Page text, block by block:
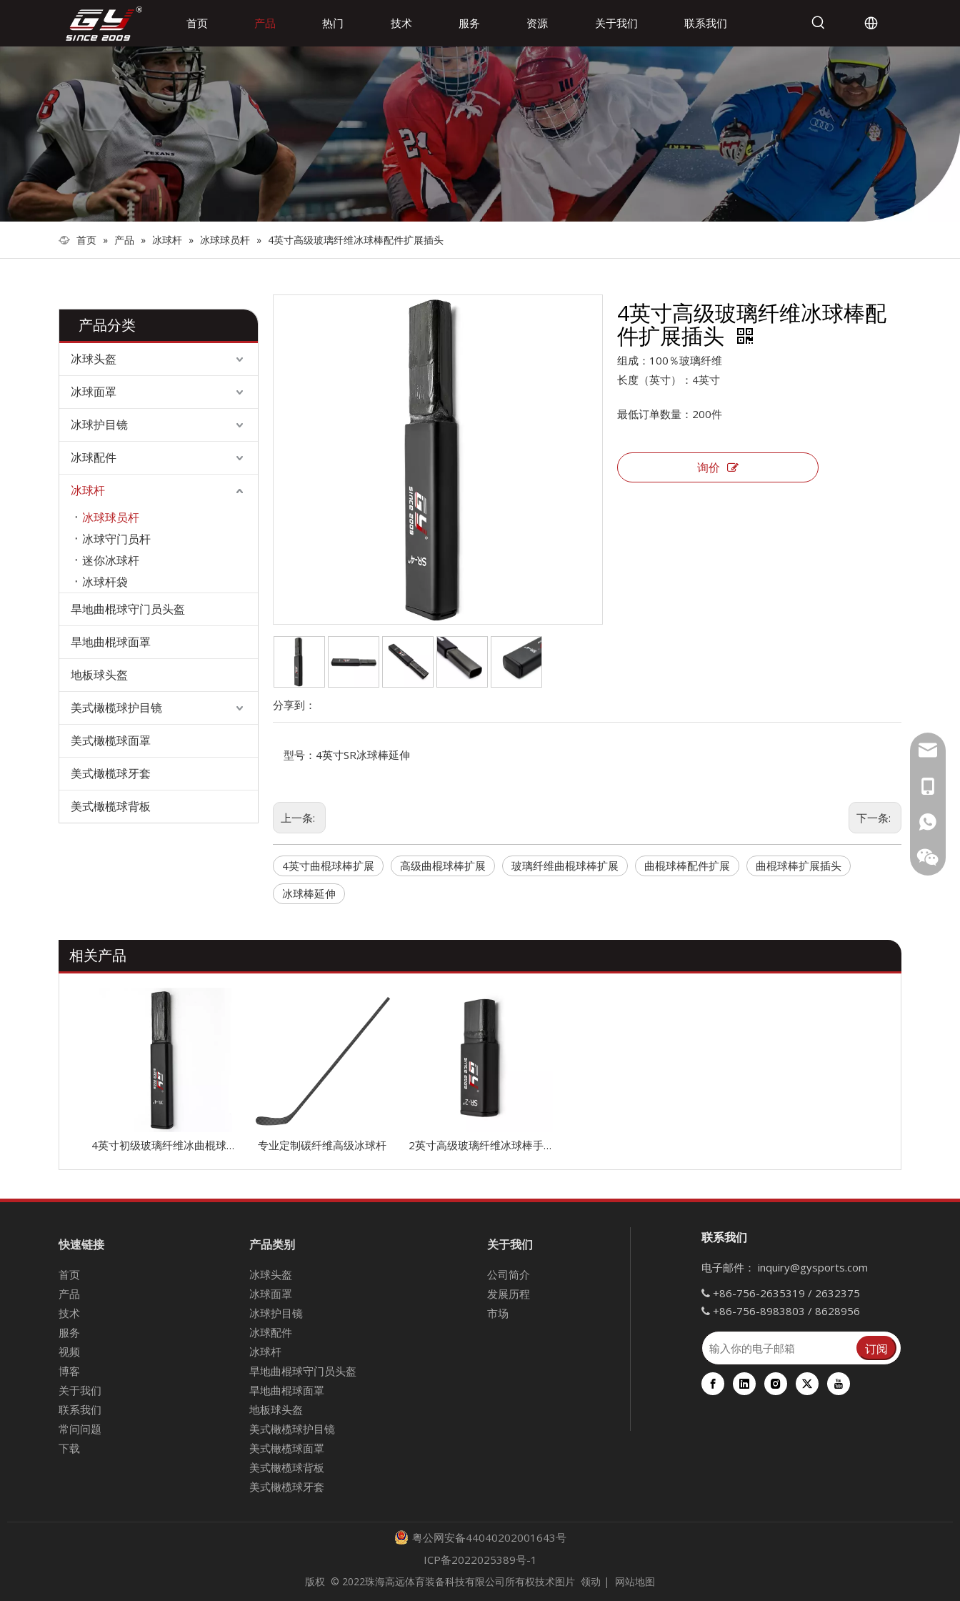
首页 产品 热门 技术 服务 资源 关于我们 联系我们
首页 » 产品 » 冰球杆 » 冰球球员杆 » 4英寸高级玻璃纤维冰球棒配件扩展插头
产品分类
冰球头盔
冰球面罩
冰球护目镜
冰球配件
冰球杆
冰球球员杆
冰球守门员杆
迷你冰球杆
冰球杆袋
旱地曲棍球守门员头盔
旱地曲棍球面罩
地板球头盔
美式橄榄球护目镜
美式橄榄球面罩
美式橄榄球牙套
美式橄榄球背板
分享到：
4英寸高级玻璃纤维冰球棒配
件扩展插头
组成：100％玻璃纤维
长度（英寸）：4英寸
最低订单数量：200件
询价
型号： 4英寸SR冰球棒延伸
上一条: 下一条:
4英寸曲棍球棒扩展 高级曲棍球棒扩展 玻璃纤维曲棍球棒扩展 曲棍球棒配件扩展
曲棍球棒扩展插头
冰球棒延伸
相关产品
4英寸初级玻璃纤维冰曲棍球杆轴伸出塞 专业定制碳纤维高级冰球杆 2英寸高级玻璃纤维冰球棒手柄延长塞
快速链接
首页
产品
技术
服务
视频
博客
关于我们
联系我们
常问问题
下载
产品类别
冰球头盔
冰球面罩
冰球护目镜
冰球配件
冰球杆
旱地曲棍球守门员头盔
旱地曲棍球面罩
地板球头盔
美式橄榄球护目镜
美式橄榄球面罩
美式橄榄球背板
美式橄榄球牙套
关于我们
公司简介
发展历程
市场
联系我们
电子邮件： inquiry@gysports.com
 +86-756-2635319 / 2632375
 +86-756-8983803 / 8628956
订阅
+1
粤公网安备44040202001643号
ICP备2022025389号-1
版权 © 2022珠海高远体育装备科技有限公司所有权技术图片 领动 | 网站地图